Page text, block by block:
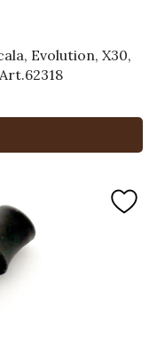
Evolution, X30,